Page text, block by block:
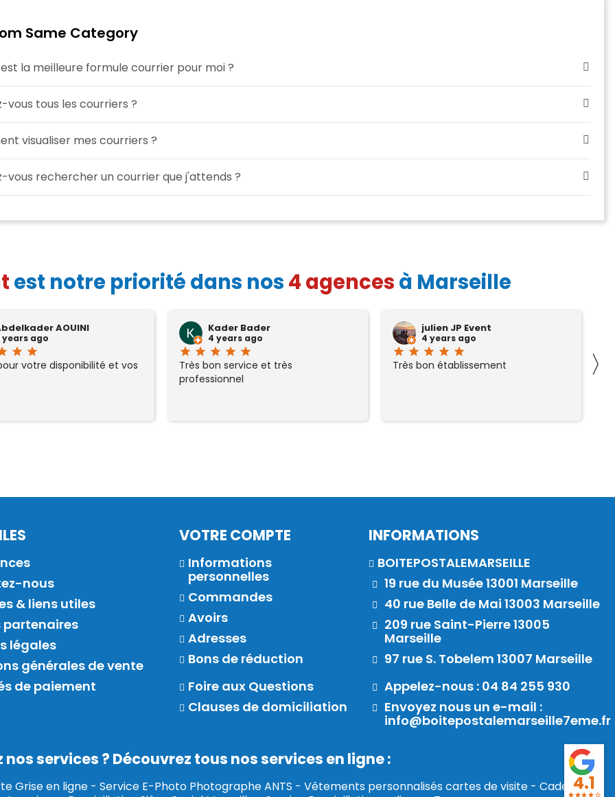
Same Category
la meilleure formule courrier pour moi ?
vous tous les courriers ?
visualiser mes courriers ?
vous rechercher un courrier que j'attends ?
est notre priorité dans nos 4 agences à Marseille
AOUINI
years ago
star star
votre disponibilité et vos
Kader Bader
4 years ago
star star star star star
Très bon service et très
professionnel
julien JP Event
4 years ago
star star star star star
Très bon établissement 〉
nous
& liens utiles
partenaires
légales
générales de vente
de paiement
VOTRE COMPTE
Informations
personnelles
Commandes
Avoirs
Adresses
Bons de réduction
Foire aux Questions
Clauses de domiciliation
INFORMATIONS
BOITEPOSTALEMARSEILLE
19 rue du Musée 13001 Marseille
40 rue Belle de Mai 13003 Marseille
209 rue Saint-Pierre 13005
Marseille
97 rue S. Tobelem 13007 Marseille
Appelez-nous : 04 84 255 930
Envoyez nous un e-mail :
info@boitepostalemarseille7eme.fr
nos services ? Découvrez tous nos services en ligne :
Grise en ligne- Service E-Photo Photographe ANTS - Vêtements personnalisés cartes de visite- Cadeaux et
4.1
star starstar star star_border